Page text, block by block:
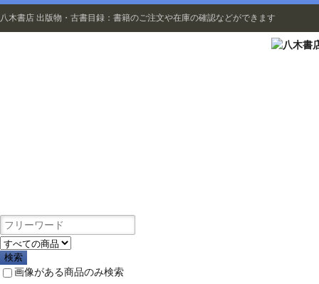
八木書店 出版物・古書目録：書籍のご注文や在庫の確認などができます
画像がある商品のみ検索